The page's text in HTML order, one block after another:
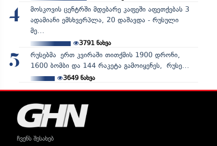
4
მოსკოვის ცენტრში მდებარე კაფეში აფეთქებას 3
ადამიანი ემსხვერპლა, 20 დაშავდა - რუსული
მე...
3791ნახვა
5
რუსებმა ერთ კვირაში თითქმის 1900 დრონი,
1600 ბომბი და 144 რაკეტა გამოიყენეს, რუსე...
3649ნახვა
ჩვენს შესახებ